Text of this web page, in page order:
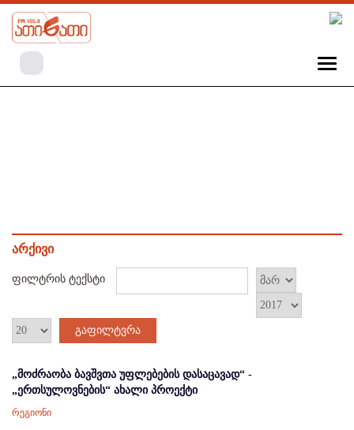
არქივი
ფილტრის ტექსტი
გაფილტვრა
„მოძრაობა ბავშვთა უფლებების დასაცავად“ -
„ერთსულოვნების“ ახალი პროექტი
რეგიონი